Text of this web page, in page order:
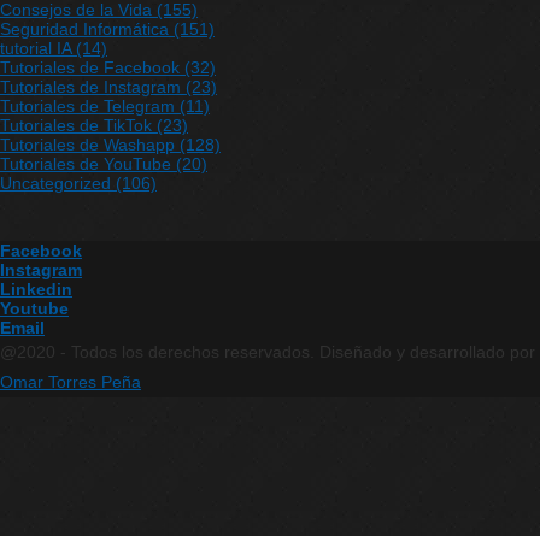
Consejos de la Vida (155)
Seguridad Informática (151)
tutorial IA (14)
Tutoriales de Facebook (32)
Tutoriales de Instagram (23)
Tutoriales de Telegram (11)
Tutoriales de TikTok (23)
Tutoriales de Washapp (128)
Tutoriales de YouTube (20)
Uncategorized (106)
Facebook
Instagram
Linkedin
Youtube
Email
@2020 - Todos los derechos reservados. Diseñado y desarrollado por
Omar Torres Peña